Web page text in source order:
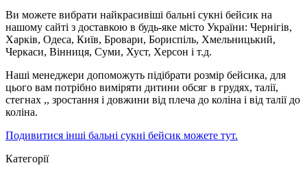
Ви можете вибрати найкрасивіші бальні сукні бейсик на
нашому сайті з доставкою в будь-яке місто України: Чернігів,
Харків, Одеса, Київ, Бровари, Бориспіль, Хмельницький,
Черкаси, Вінниця, Суми, Хуст, Херсон і т.д.
Наші менеджери допоможуть підібрати розмір бейсика, для
цього вам потрібно виміряти дитини обсяг в грудях, талії,
стегнах ,, зростання і довжини від плеча до коліна і від талії до
коліна.
Подивитися інші бальні сукні бейсик можете тут.
Категорії